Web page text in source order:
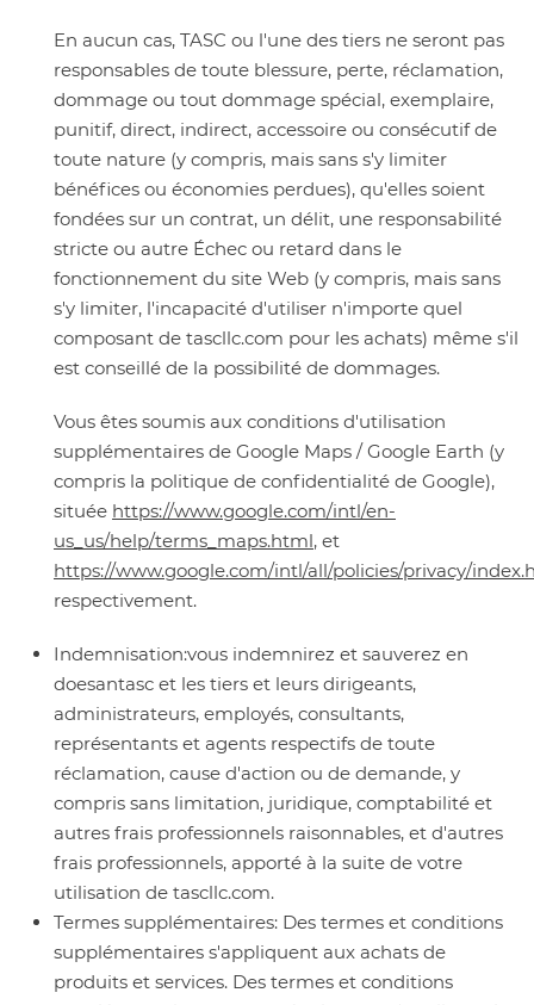
En aucun cas, TASC ou l'une des tiers ne seront pas
responsables de toute blessure, perte, réclamation,
dommage ou tout dommage spécial, exemplaire,
punitif, direct, indirect, accessoire ou consécutif de
toute nature (y compris, mais sans s'y limiter
bénéfices ou économies perdues), qu'elles soient
fondées sur un contrat, un délit, une responsabilité
stricte ou autre Échec ou retard dans le
fonctionnement du site Web (y compris, mais sans
s'y limiter, l'incapacité d'utiliser n'importe quel
composant de tascllc.com pour les achats) même s'il
est conseillé de la possibilité de dommages.
Vous êtes soumis aux conditions d'utilisation
supplémentaires de Google Maps / Google Earth (y
compris la politique de confidentialité de Google),
située https://www.google.com/intl/en-
us_us/help/terms_maps.html, et
https://www.google.com/intl/all/policies/privacy/
respectivement.
Indemnisation:vous indemnirez et sauverez en
doesantasc et les tiers et leurs dirigeants,
administrateurs, employés, consultants,
représentants et agents respectifs de toute
réclamation, cause d'action ou de demande, y
compris sans limitation, juridique, comptabilité et
autres frais professionnels raisonnables, et d'autres
frais professionnels, apporté à la suite de votre
utilisation de tascllc.com.
Termes supplémentaires: Des termes et conditions
supplémentaires s'appliquent aux achats de
produits et services. Des termes et conditions